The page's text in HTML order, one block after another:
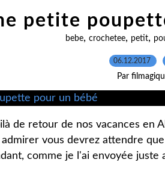
petite
bebe, crochetee, petit,
06.12.2017
Par
de retour de nos vacances en
admirer vous devrez attendre
comme je l'ai envoyée juste